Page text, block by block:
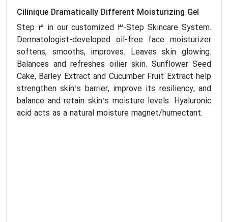
Cilinique Dramatically Different Moisturizing Gel
Step 3 in our customized 3-Step Skincare System.
Dermatologist-developed oil-free face moisturizer
softens, smooths, improves. Leaves skin glowing.
Balances and refreshes oilier skin. Sunflower Seed
Cake, Barley Extract and Cucumber Fruit Extract help
strengthen skin’s barrier, improve its resiliency, and
balance and retain skin’s moisture levels. Hyaluronic
acid acts as a natural moisture magnet/humectant.